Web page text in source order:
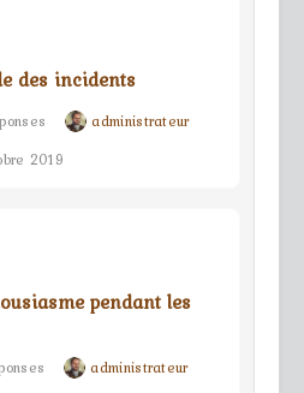
des incidents
administrateur
2019
pendant les
administrateur